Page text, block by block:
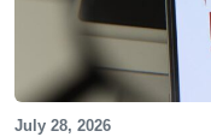
July 28, 2026